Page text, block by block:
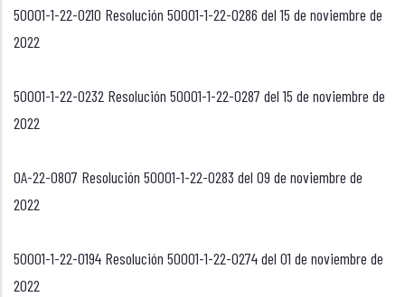
50001-1-22-0210 Resolución 50001-1-22-0286 del 15 de noviembre de
2022
50001-1-22-0232 Resolución 50001-1-22-0287 del 15 de noviembre de
2022
OA-22-0807 Resolución 50001-1-22-0283 del 09 de noviembre de
2022
50001-1-22-0194 Resolución 50001-1-22-0274 del 01 de noviembre de
2022